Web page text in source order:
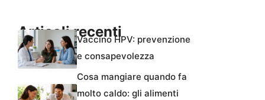
Articoli recentiVaccino HPV: prevenzione
e consapevolezza
Cosa mangiare quando fa
molto caldo: gli alimenti